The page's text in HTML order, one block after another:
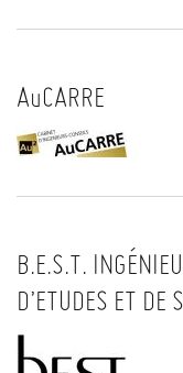
AuCARRE
B.E.S.T.
D’ETUDES ET DE